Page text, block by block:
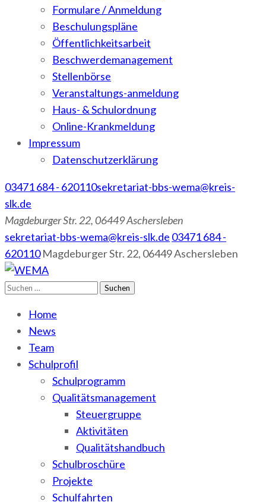
Formulare / Anmeldung
Beschulungspläne
Öffentlichkeitsarbeit
Beschwerdemanagement
Stellenbörse
Veranstaltungs-anmeldung
Haus- & Schulordnung
Online-Krankmeldung
Impressum
Datenschutzerklärung
03471 684 - 620110sekretariat-bbs-wema@kreis-
slk.de
Magdeburger Str. 22, 06449 Aschersleben
sekretariat-bbs-wema@kreis-slk.de 03471 684 -
620110 Magdeburger Str. 22, 06449 Aschersleben
WEMA
BbS I des Salzlandkreises
Suchen
Home
News
Team
Schulprofil
Schulprogramm
Qualitätsmanagement
Steuergruppe
Aktivitäten
Qualitätshandbuch
Schulbroschüre
Projekte
Schulfahrten